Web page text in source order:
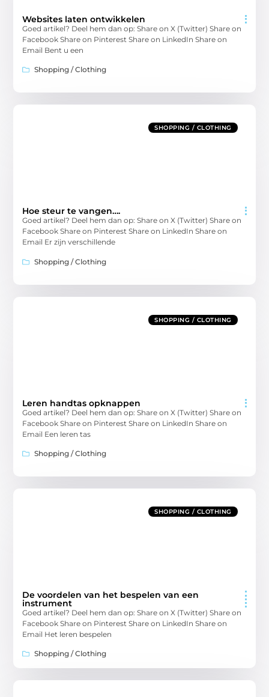
Websites laten ontwikkelen
Goed artikel? Deel hem dan op: Share on X (Twitter) Share on
Facebook Share on Pinterest Share on LinkedIn Share on
Email Bent u een
Shopping / Clothing
SHOPPING / CLOTHING
Hoe steur te vangen….
Goed artikel? Deel hem dan op: Share on X (Twitter) Share on
Facebook Share on Pinterest Share on LinkedIn Share on
Email Er zijn verschillende
Shopping / Clothing
SHOPPING / CLOTHING
Leren handtas opknappen
Goed artikel? Deel hem dan op: Share on X (Twitter) Share on
Facebook Share on Pinterest Share on LinkedIn Share on
Email Een leren tas
Shopping / Clothing
SHOPPING / CLOTHING
De voordelen van het bespelen van een
instrument
Goed artikel? Deel hem dan op: Share on X (Twitter) Share on
Facebook Share on Pinterest Share on LinkedIn Share on
Email Het leren bespelen
Shopping / Clothing